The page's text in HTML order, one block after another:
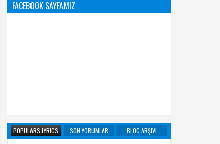
FACEBOOK SAYFAMIZ
POPULARS LYRICS SON YORUMLAR BLOG ARŞIVI